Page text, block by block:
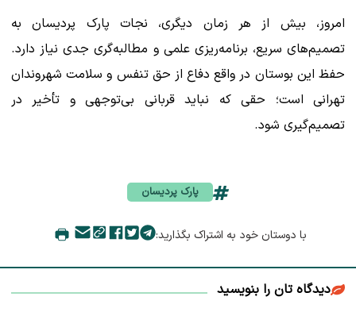
امروز، بیش از هر زمان دیگری، نجات پارک پردیسان به
تصمیم‌های سریع، برنامه‌ریزی علمی و مطالبه‌گری جدی نیاز دارد.
حفظ این بوستان در واقع دفاع از حق تنفس و سلامت شهروندان
تهرانی است؛ حقی که نباید قربانی بی‌توجهی و تأخیر در
تصمیم‌گیری شود.
پارک پردیسان
با دوستان خود به اشتراک بگذارید:
دیدگاه تان را بنویسید